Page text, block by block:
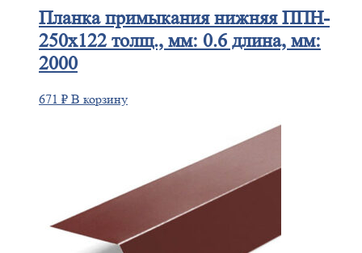
Планкапримыкания нижняя ППН-
250х122 толщ., мм: 0.6 длина, мм:
2000
671 ₽ В корзину